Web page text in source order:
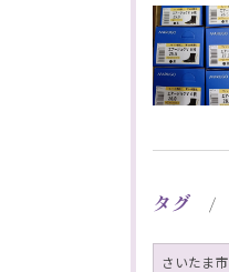
タグ
さいたま市